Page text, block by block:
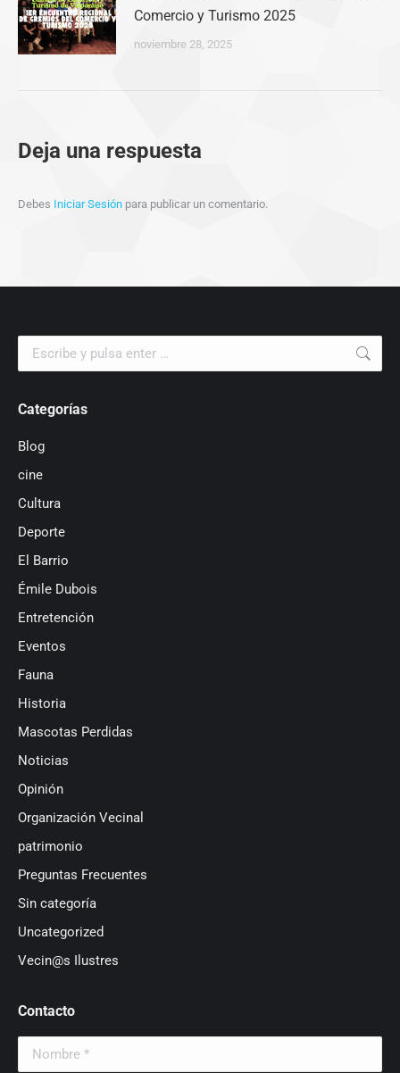
Comercio y Turismo 2025
noviembre 28, 2025
Deja una respuesta
Debes Iniciar Sesión para publicar un comentario.
Buscar:
Categorías
Blog
cine
Cultura
Deporte
El Barrio
Émile Dubois
Entretención
Eventos
Fauna
Historia
Mascotas Perdidas
Noticias
Opinión
Organización Vecinal
patrimonio
Preguntas Frecuentes
Sin categoría
Uncategorized
Vecin@s Ilustres
Contacto
Nombre *